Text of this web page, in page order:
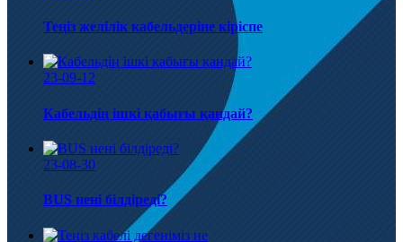
Теңіз желілік кабельдеріне кіріспе
23-09-12
Кабельдің ішкі қабығы қандай?
23-08-30
BUS нені білдіреді?